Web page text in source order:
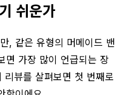
쉬운가
, 같은 유형의 머메이드 밴
면 가장 많이 언급되는 장
뷰를 살펴보면 첫 번째로